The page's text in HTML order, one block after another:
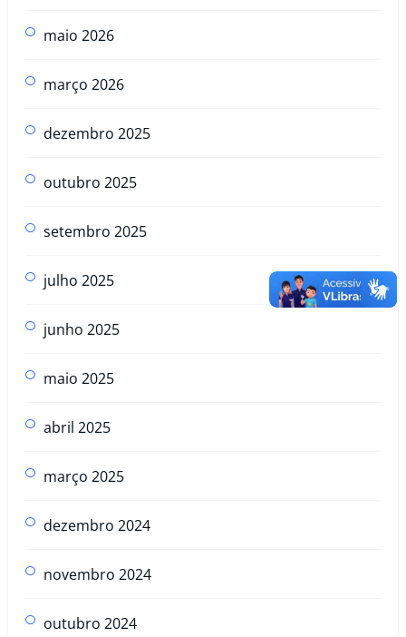
maio 2026
março 2026
dezembro 2025
outubro 2025
setembro 2025
julho 2025
junho 2025
maio 2025
abril 2025
março 2025
dezembro 2024
novembro 2024
outubro 2024